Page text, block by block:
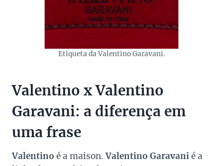
Etiqueta da Valentino Garavani.
Valentino x Valentino
Garavani: a diferença em
uma frase
Valentino é a maison.Valentino Garavanié a